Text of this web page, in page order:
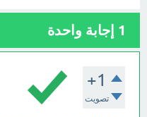
1 إجابة واحدة
+1
تصويت